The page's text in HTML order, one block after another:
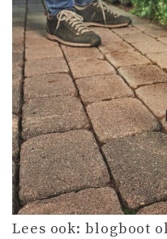
Lees ook: blogboot